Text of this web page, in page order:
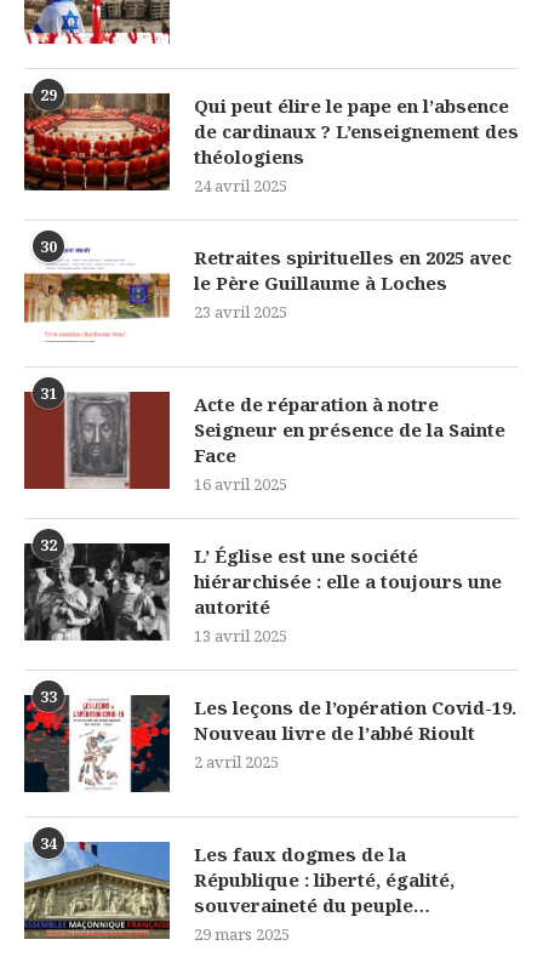
29
Qui peut élire le pape en l’absence
de cardinaux ? L’enseignement des
théologiens
24 avril 2025
30
Retraites spirituelles en 2025 avec
le Père Guillaume à Loches
23 avril 2025
31
Acte de réparation à notre
Seigneur en présence de la Sainte
Face
16 avril 2025
32
L’ Église est une société
hiérarchisée : elle a toujours une
autorité
13 avril 2025
33
Les leçons de l’opération Covid-19.
Nouveau livre de l’abbé Rioult
2 avril 2025
34
Les faux dogmes de la
République : liberté, égalité,
souveraineté du peuple…
29 mars 2025